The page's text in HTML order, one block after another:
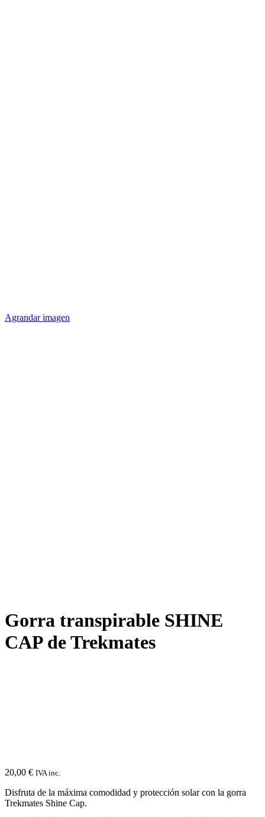
Agrandar imagen
Gorra transpirable SHINE
CAP de Trekmates
20,00 € IVA inc.
Disfruta de la máxima comodidad y protección solar con la gorra
Trekmates Shine Cap.